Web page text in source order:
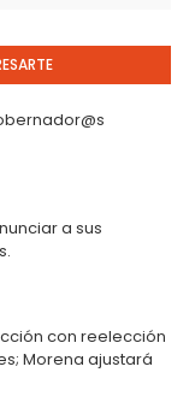
a sus
con reelección
Morena ajustará